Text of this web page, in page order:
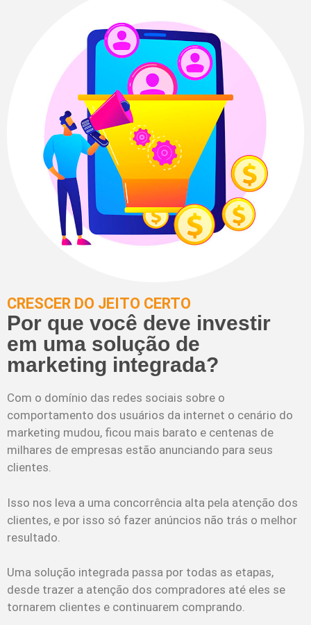
CRESCER DO JEITO CERTO
Por que você deve investir
em uma solução de
marketing integrada?
Com o domínio das redes sociais sobre o
comportamento dos usuários da internet o cenário do
marketing mudou, ficou mais barato e centenas de
milhares de empresas estão anunciando para seus
clientes.
Isso nos leva a uma concorrência alta pela atenção dos
clientes, e por isso só fazer anúncios não trás o melhor
resultado.
Uma solução integrada passa por todas as etapas,
desde trazer a atenção dos compradores até eles se
tornarem clientes e continuarem comprando.